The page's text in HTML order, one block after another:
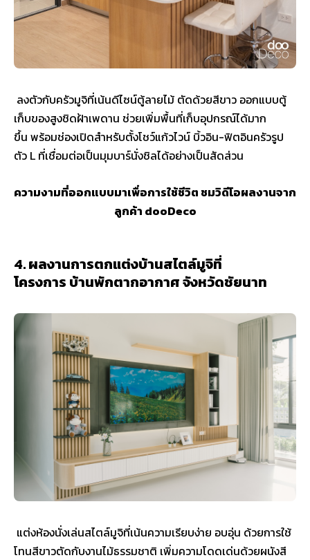
ลงตัวกับครัวมูจิที่เน้นดีไซน์ตู้ลายไม้ ตัดด้วยสีขาว ออกแบบตู้
เก็บของสูงชิดฝ้าเพดาน ช่วยเพิ่มพื้นที่เก็บอุปกรณ์ได้มาก
ขึ้น พร้อมช่องเปิดสำหรับตั้งโชว์แก้วไวน์ บิ้วอิน-ฟิตอินครัวรูป
ตัว L ที่เชื่อมต่อเป็นมุมบาร์นั่งชิลได้อย่างเป็นสัดส่วน
ความงามที่ออกแบบมาเพื่อการใช้ชีวิต ชมวิดีโอผลงานจาก
ลูกค้า dooDeco
4. ผลงานการตกแต่งบ้านสไตล์มูจิที่
โครงการ บ้านพักตากอากาศ จังหวัดชัยนาท
แต่งห้องนั่งเล่นสไตล์มูจิที่เน้นความเรียบง่าย อบอุ่น ด้วยการใช้
โทนสีขาวตัดกับงานไม้ธรรมชาติ เพิ่มความโดดเด่นด้วยผนังสี